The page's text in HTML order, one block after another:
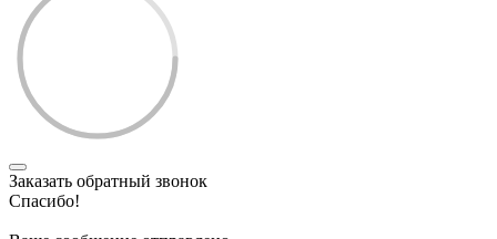
Заказать обратный звонок
Спасибо!